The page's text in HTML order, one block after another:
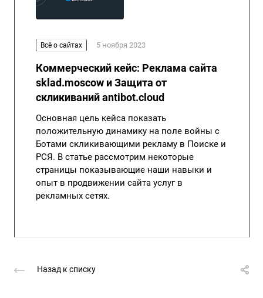
Всё о сайтах 5 ноября 2023
Коммерческий кейс: Реклама сайта
sklad.moscow и Защита от
скликиваний antibot.cloud
Основная цель кейса показать
положительную динамику на поле войны с
Ботами скликивающими рекламу в Поиске и
РСЯ. В статье рассмотрим некоторые
страницы показывающие наши навыки и
опыт в продвижении сайта услуг в
рекламных сетях.
Назад к списку